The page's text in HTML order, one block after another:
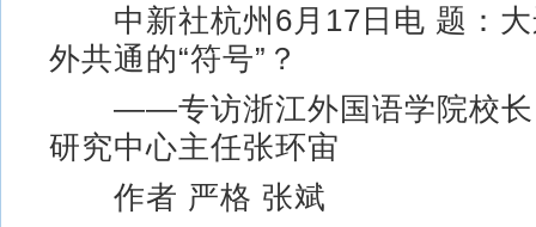
中新社杭州6月17日电 题：大
外共通的“符号”？
——专访浙江外国语学院校长
研究中心主任张环宙
作者 严格 张斌